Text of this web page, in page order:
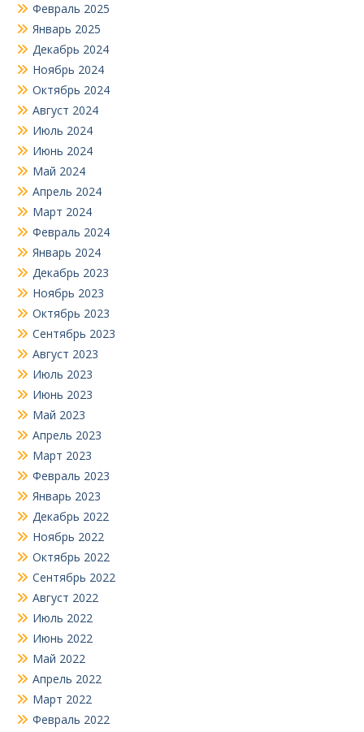
Февраль 2025
Январь 2025
Декабрь 2024
Ноябрь 2024
Октябрь 2024
Август 2024
Июль 2024
Июнь 2024
Май 2024
Апрель 2024
Март 2024
Февраль 2024
Январь 2024
Декабрь 2023
Ноябрь 2023
Октябрь 2023
Сентябрь 2023
Август 2023
Июль 2023
Июнь 2023
Май 2023
Апрель 2023
Март 2023
Февраль 2023
Январь 2023
Декабрь 2022
Ноябрь 2022
Октябрь 2022
Сентябрь 2022
Август 2022
Июль 2022
Июнь 2022
Май 2022
Апрель 2022
Март 2022
Февраль 2022